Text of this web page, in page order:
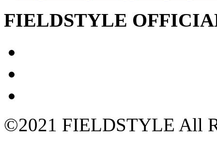
FIELDSTYLE
©2021 FIELDSTYLE All